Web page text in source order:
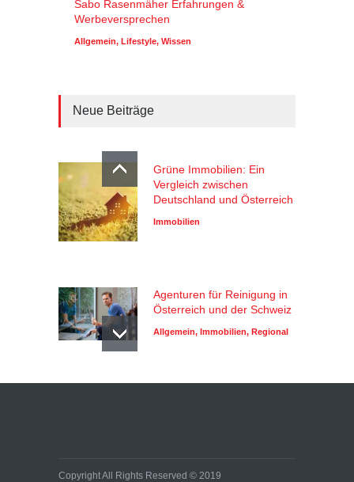
Sabo Rasenmäher Erfahrungen &
Werbeversprechen
Allgemein, Lifestyle, Wissen
Neue Beiträge
Grüne Immobilien: Ein
Vergleich zwischen
Deutschland und Österreich
Immobilien
Agenturen für Reinigung in
Österreich und der Schweiz
Allgemein, Immobilien, Regional
Copyright All Rights Reserved © 2019